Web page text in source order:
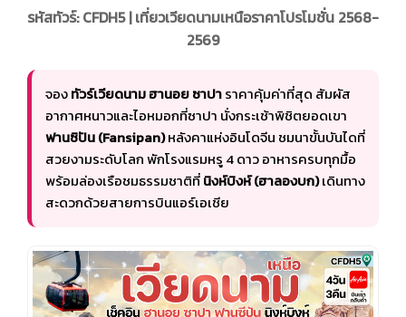
รหัสทัวร์: CFDH5 | เที่ยวเวียดนามเหนือราคาโปรโมชั่น 2568-
2569
จองทัวร์เวียดนาม ฮานอย ซาปาราคาคุ้มค่าที่สุด สัมผัส
อากาศหนาวและไอหมอกที่ซาปา นั่งกระเช้าพิชิตยอดเขา
ฟานซิปัน (Fansipan)หลังคาแห่งอินโดจีน ชมนาขั้นบันไดที่
สวยงามระดับโลก พักโรงแรมหรู 4 ดาว อาหารครบทุกมื้อ
พร้อมล่องเรือชมธรรมชาติที่นิงห์บิงห์ (ฮาลองบก)เดินทาง
สะดวกด้วยสายการบินแอร์เอเชีย